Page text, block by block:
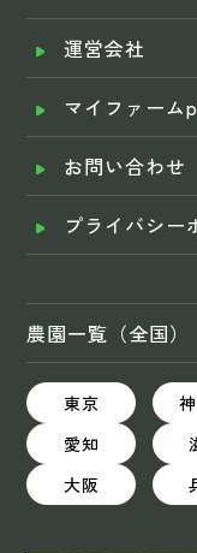
運営会社
マイファーム
お問い合わせ
プライバシー
農園一覧（全国）
東京
愛知
大阪